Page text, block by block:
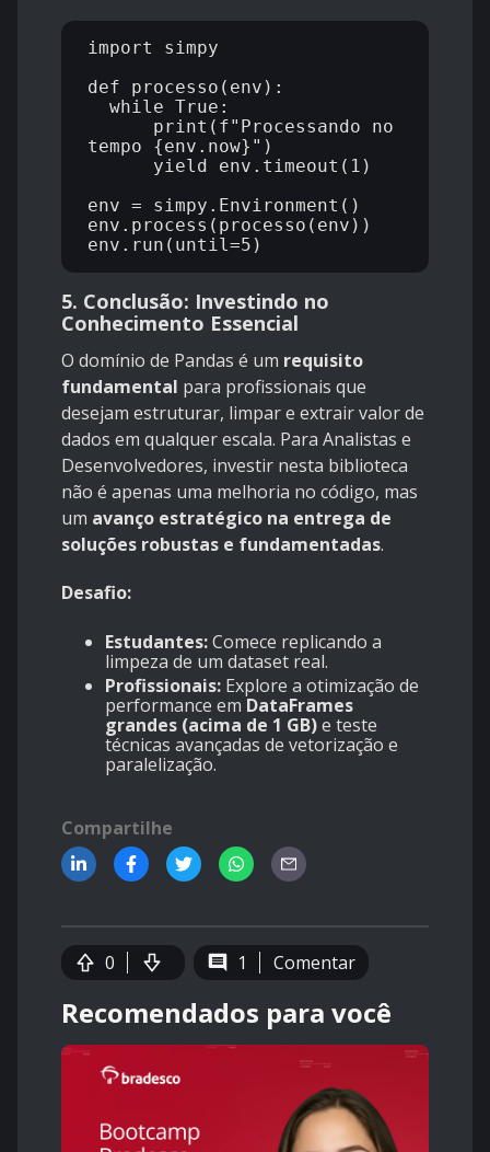
import simpy
def processo(env):
tempo {env.now}")
env = simpy.Environment()
env.process(processo(env))
5. Conclusão: Investindo no
Conhecimento Essencial
O domínio de Pandas é um requisito
fundamental para profissionais que
desejam estruturar, limpar e extrair valor de
dados em qualquer escala. Para Analistas e
Desenvolvedores, investir nesta biblioteca
não é apenas uma melhoria no código, mas
um avanço estratégico na entrega de
soluções robustas e fundamentadas.
Desafio:
Estudantes:Comece replicando a
limpeza de um dataset real.
Profissionais: Explore a otimização de
performance em DataFrames
grandes (acima de 1 GB)e teste
técnicas avançadas de vetorização e
paralelização.
Compartilhe
0 1 Comentar
Recomendados para você